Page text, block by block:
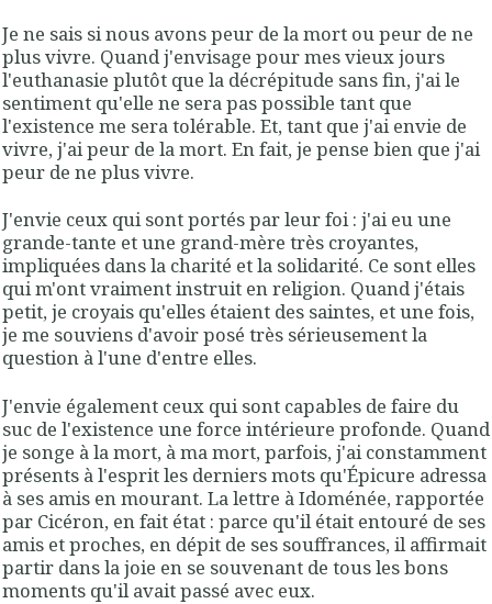
Je ne sais si nous avons peur de la mort ou peur de ne
plus vivre. Quand j'envisage pour mes vieux jours
l'euthanasie plutôt que la décrépitude sans fin, j'ai le
sentiment qu'elle ne sera pas possible tant que
l'existence me sera tolérable. Et, tant que j'ai envie de
vivre, j'ai peur de la mort. En fait, je pense bien que j'ai
peur de ne plus vivre.
J'envie ceux qui sont portés par leur foi : j'ai eu une
grande-tante et une grand-mère très croyantes,
impliquées dans la charité et la solidarité. Ce sont elles
qui m'ont vraiment instruit en religion. Quand j'étais
petit, je croyais qu'elles étaient des saintes, et une fois,
je me souviens d'avoir posé très sérieusement la
question à l'une d'entre elles.
J'envie également ceux qui sont capables de faire du
suc de l'existence une force intérieure profonde. Quand
je songe à la mort, à ma mort, parfois, j'ai constamment
présents à l'esprit les derniers mots qu'Épicure adressa
à ses amis en mourant. La lettre à Idoménée, rapportée
par Cicéron, en fait état : parce qu'il était entouré de ses
amis et proches, en dépit de ses souffrances, il affirmait
partir dans la joie en se souvenant de tous les bons
moments qu'il avait passé avec eux.